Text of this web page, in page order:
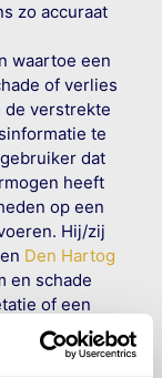
zo accuraat
waartoe een
of verlies
de verstrekte
te
dat
heeft
op een
Hij/zij
Den Hartog
en schade
of een